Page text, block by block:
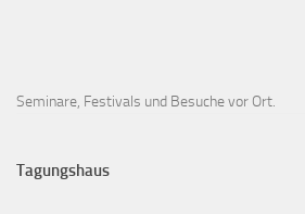
Seminare, Festivals und Besuche vor Ort.
Tagungshaus